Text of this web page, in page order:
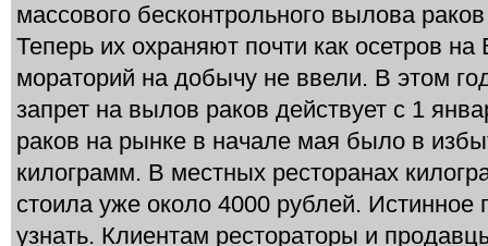
массового бесконтрольного вылова
Теперь их охраняют почти как осетров
мораторий на добычу не ввели. В этом
запрет на вылов раков действует с 1
раков на рынке в начале мая было в
килограмм. В местных ресторанах
стоила уже около 4000 рублей. Истинное
узнать. Клиентам рестораторы и